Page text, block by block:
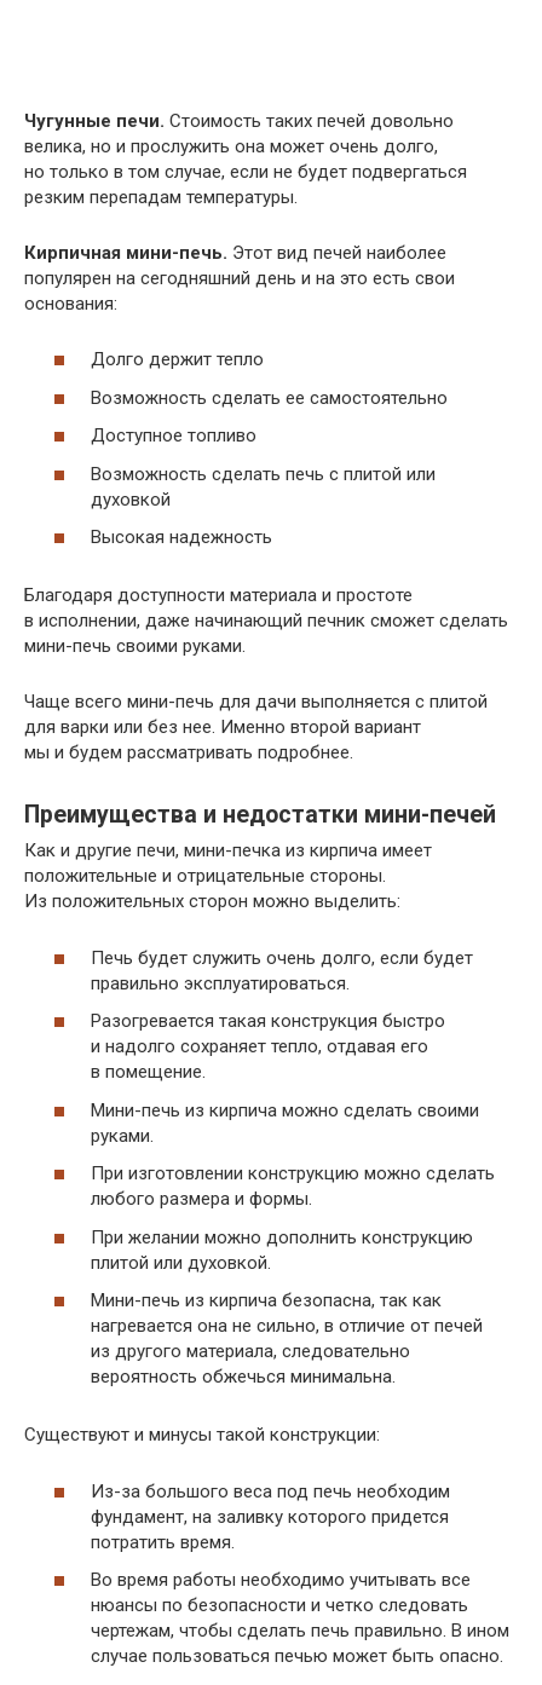
Чугунные печи. Стоимость таких печей довольно
велика, но и прослужить она может очень долго,
но только в том случае, если не будет подвергаться
резким перепадам температуры.
Кирпичная мини-печь. Этот вид печей наиболее
популярен на сегодняшний день и на это есть свои
основания:
Долго держит тепло
Возможность сделать ее самостоятельно
Доступное топливо
Возможность сделать печь с плитой или
духовкой
Высокая надежность
Благодаря доступности материала и простоте
в исполнении, даже начинающий печник сможет сделать
мини-печь своими руками.
Чаще всего мини-печь для дачи выполняется с плитой
для варки или без нее. Именно второй вариант
мы и будем рассматривать подробнее.
Преимущества и недостатки мини-печей
Как и другие печи, мини-печка из кирпича имеет
положительные и отрицательные стороны.
Из положительных сторон можно выделить:
Печь будет служить очень долго, если будет
правильно эксплуатироваться.
Разогревается такая конструкция быстро
и надолго сохраняет тепло, отдавая его
в помещение.
Мини-печь из кирпича можно сделать своими
руками.
При изготовлении конструкцию можно сделать
любого размера и формы.
При желании можно дополнить конструкцию
плитой или духовкой.
Мини-печь из кирпича безопасна, так как
нагревается она не сильно, в отличие от печей
из другого материала, следовательно
вероятность обжечься минимальна.
Существуют и минусы такой конструкции:
Из-за большого веса под печь необходим
фундамент, на заливку которого придется
потратить время.
Во время работы необходимо учитывать все
нюансы по безопасности и четко следовать
чертежам, чтобы сделать печь правильно. В ином
случае пользоваться печью может быть опасно.